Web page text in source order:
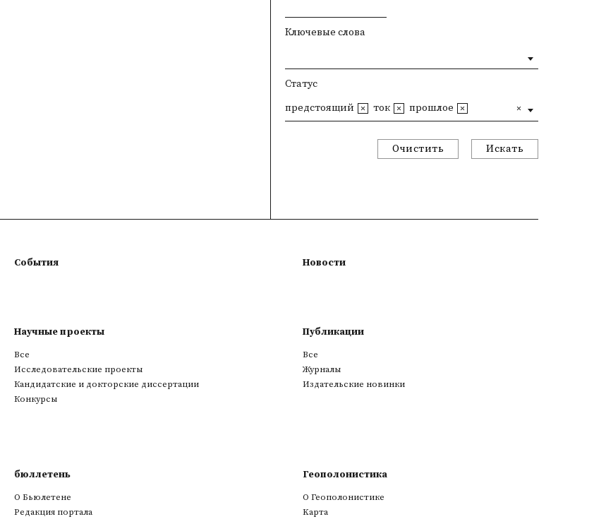
Ключевые слова
Статус
предстоящий ток прошлое
Очистить Искать
События Новости
Научные проекты
Все
Исследовательские проекты
Кандидатские и докторские диссертации
Конкурсы
Публикации
Все
Журналы
Издательские новинки
бюллетень
О Бьюлетене
Редакция портала
Геополонистика
О Геополонистике
Kарта